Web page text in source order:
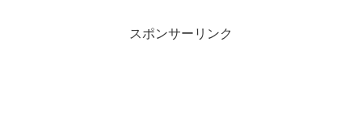
スポンサーリンク